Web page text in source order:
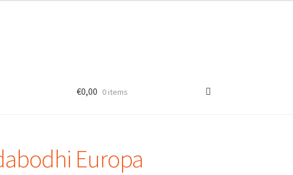
€0,00 0 items
Europa